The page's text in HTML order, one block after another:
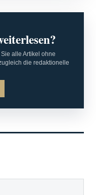
alle Artikel ohne
die redaktionelle